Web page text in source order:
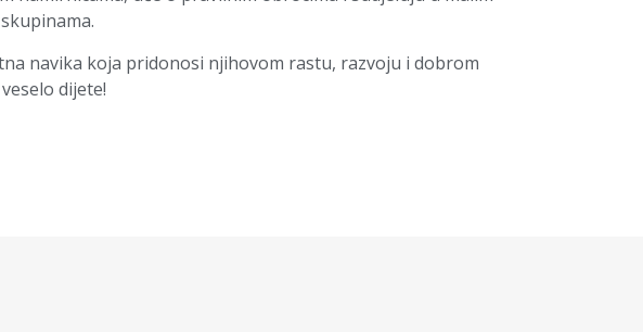
navika koja pridonosi njihovom rastu, razvoju i dobrom
dijete!